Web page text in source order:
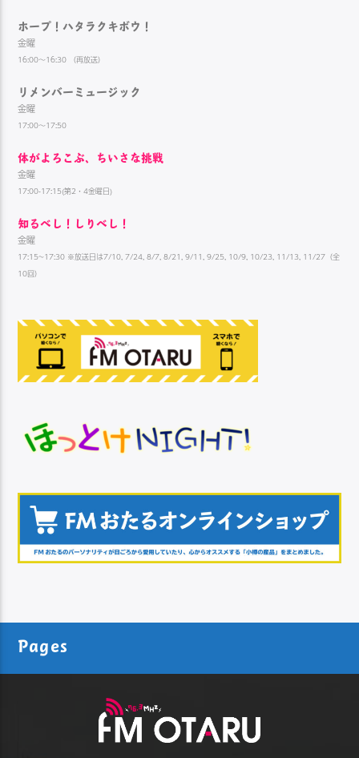
ホープ！ハタラクキボウ！
金曜
16:00～16:30 （再放送）
リメンバーミュージック
金曜
17:00～17:50
体がよろこぶ、ちいさな挑戦
金曜
17:00-17:15(第2・4金曜日)
知るべし！しりべし！
金曜
17:15~17:30 ※放送日は7/10, 7/24, 8/7, 8/21, 9/11, 9/25, 10/9, 10/23, 11/13, 11/27（全
10回）
Pages